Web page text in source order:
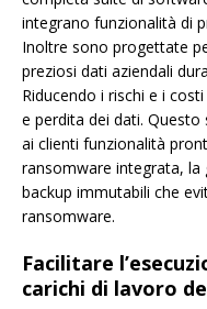
integrano funzionalità di
Inoltre sono progettate
preziosi dati aziendali
Riducendo i rischi e i
e perdita dei dati.
ai clienti funzionalità
ransomware integrata, la
backup immutabili che
ransomware.
Facilitare
carichi di lavoro